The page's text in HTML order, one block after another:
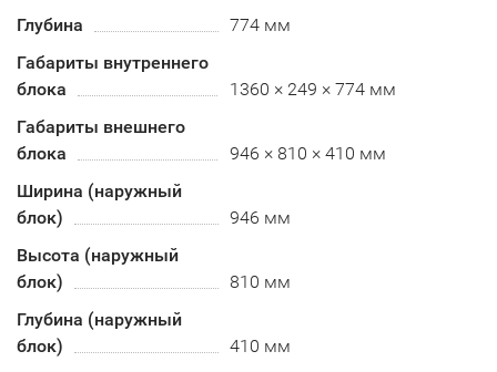
Глубина
774 мм
Габариты внутреннего
блока
1360 × 249 × 774 мм
Габариты внешнего
блока
946 × 810 × 410 мм
Ширина (наружный
блок)
946 мм
Высота (наружный
блок)
810 мм
Глубина (наружный
блок)
410 мм